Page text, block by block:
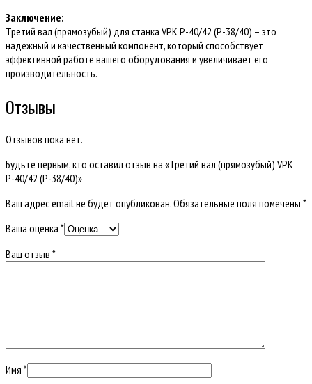
Заключение:
Третий вал (прямозубый) для станка VPK Р-40/42 (Р-38/40) – это
надежный и качественный компонент, который способствует
эффективной работе вашего оборудования и увеличивает его
производительность.
Отзывы
Отзывов пока нет.
Будьте первым, кто оставил отзыв на «Третий вал (прямозубый) VPK
Р-40/42 (Р-38/40)»
Ваш адрес email не будет опубликован.Обязательные поля помечены *
Ваша оценка *
Ваш отзыв *
Имя *